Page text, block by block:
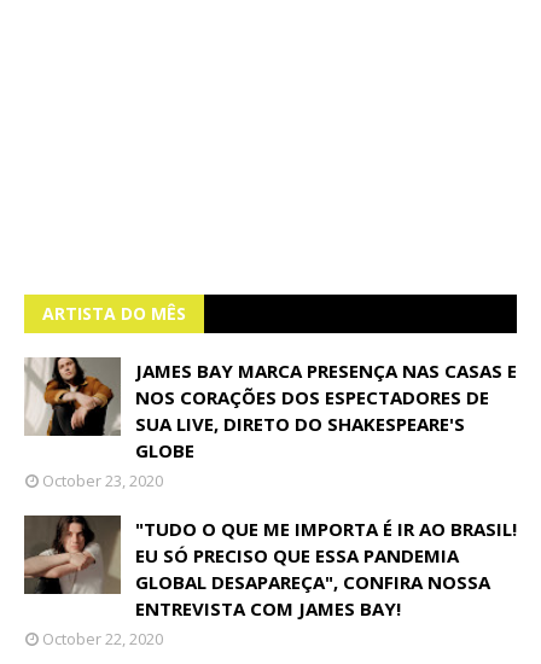
ARTISTA DO MÊS
JAMES BAY MARCA PRESENÇA NAS CASAS E
NOS CORAÇÕES DOS ESPECTADORES DE
SUA LIVE, DIRETO DO SHAKESPEARE'S
GLOBE
October 23, 2020
"TUDO O QUE ME IMPORTA É IR AO BRASIL!
EU SÓ PRECISO QUE ESSA PANDEMIA
GLOBAL DESAPAREÇA", CONFIRA NOSSA
ENTREVISTA COM JAMES BAY!
October 22, 2020